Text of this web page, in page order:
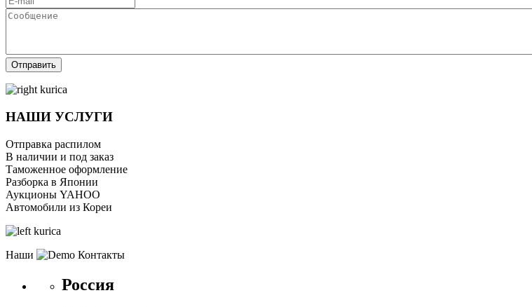
Отправить
НАШИ УСЛУГИ
Отправка распилом
В наличии и под заказ
Таможенное оформление
Разборка в Японии
Аукционы YAHOO
Автомобили из Кореи
Наши Контакты
Россия